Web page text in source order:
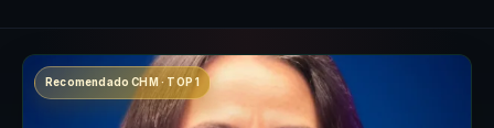
Recomendado CHM · TOP 1